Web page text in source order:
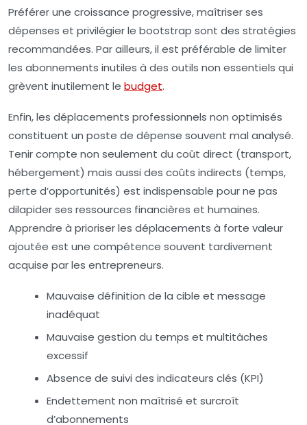
Préférer une croissance progressive, maîtriser ses
dépenses et privilégier le bootstrap sont des stratégies
recommandées. Par ailleurs, il est préférable de limiter
les abonnements inutiles à des outils non essentiels qui
grèvent inutilement le budget.
Enfin, les déplacements professionnels non optimisés
constituent un poste de dépense souvent mal analysé.
Tenir compte non seulement du coût direct (transport,
hébergement) mais aussi des coûts indirects (temps,
perte d’opportunités) est indispensable pour ne pas
dilapider ses ressources financières et humaines.
Apprendre à prioriser les déplacements à forte valeur
ajoutée est une compétence souvent tardivement
acquise par les entrepreneurs.
Mauvaise définition de la cible et message
inadéquat
Mauvaise gestion du temps et multitâches
excessif
Absence de suivi des indicateurs clés (KPI)
Endettement non maîtrisé et surcroît
d’abonnements